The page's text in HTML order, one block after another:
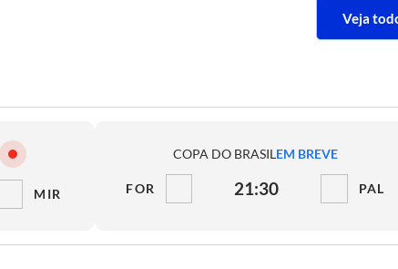
Veja
MIR
COPA DO BRASILEM BREVE
FOR 21:30 PAL